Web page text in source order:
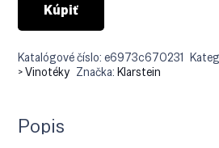
Kúpiť
Katalógové číslo:e6973c670231
> Vinotéky Značka:Klarstein
Popis